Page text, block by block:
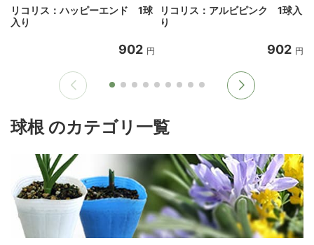
リコリス：ハッピーエンド 1球
入り
902 円
リコリス：アルビピンク 1球入
り
902 円
球根 のカテゴリ一覧